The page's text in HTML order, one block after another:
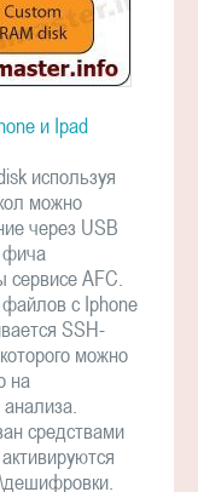
и Ipad
используя
можно
через USB
фича
AFC.
с Iphone
SSH-
можно
на
средствами